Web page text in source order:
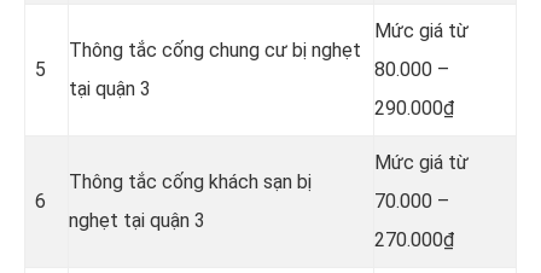
5
Thông tắc cống chung cư bị nghẹt
tại quận 3
Mức giá từ
80.000 –
290.000₫
6
Thông tắc cống khách sạn bị
nghẹt tại quận 3
Mức giá từ
70.000 –
270.000₫